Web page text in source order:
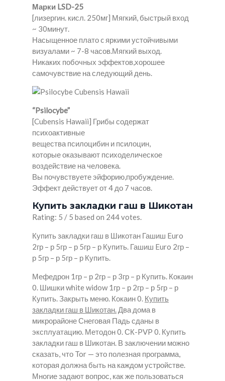
Марки LSD-25
[лизергин. кисл. 250мг] Мягкий, быстрый вход
~ 30минут.
Насыщенное плато c яркими устойчивыми
визуалами ~ 7-8 часов.Мягкий выход.
Никаких побочных эффектов,хорошее
самочувствие на следующий день.
“Psilocybe”
[Cubensis Hawaii] Грибы содержат
психоактивные
вещества псилоцибин и псилоцин,
которые оказывают психоделическое
воздействие на человека.
Вы почувствуете эйфорию,пробуждение.
Эффект действует от 4 до 7 часов.
Купить закладки гаш в Шикотан
Rating: 5 / 5 based on 244 votes.
Купить закладки гаш в Шикотан Гашиш Euro
2гр – р 5гр – р 5гр – р Купить. Гашиш Euro 2гр –
р 5гр – р 5гр – р Купить.
Мефедрон 1гр – р 2гр – р 3гр – р Купить. Кокаин
0. Шишки white widow 1гр – р 2гр – р 5гр – р
Купить. Закрыть меню. Кокаин 0. Купить
закладки гаш в Шикотан. Два дома в
микрорайоне Снеговая Падь сданы в
эксплуатацию. Методон 0. СК-PVP 0. Купить
закладки гаш в Шикотан. В заключении можно
сказать, что Tor — это полезная программа,
которая должна быть на каждом устройстве.
Многие задают вопрос, как же пользоваться